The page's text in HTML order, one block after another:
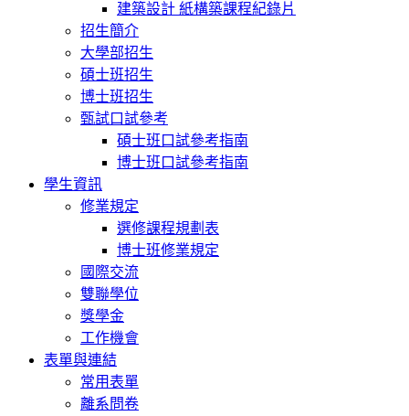
建築設計 紙構築課程紀錄片
招生簡介
大學部招生
碩士班招生
博士班招生
甄試口試參考
碩士班口試參考指南
博士班口試參考指南
學生資訊
修業規定
選修課程規劃表
博士班修業規定
國際交流
雙聯學位
獎學金
工作機會
表單與連結
常用表單
離系問卷